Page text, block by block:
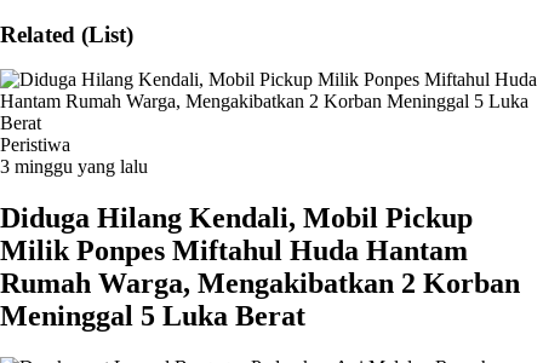
Related (List)
Peristiwa
3 minggu yang lalu
Diduga Hilang Kendali, Mobil Pickup
Milik Ponpes Miftahul Huda Hantam
Rumah Warga, Mengakibatkan 2 Korban
Meninggal 5 Luka Berat